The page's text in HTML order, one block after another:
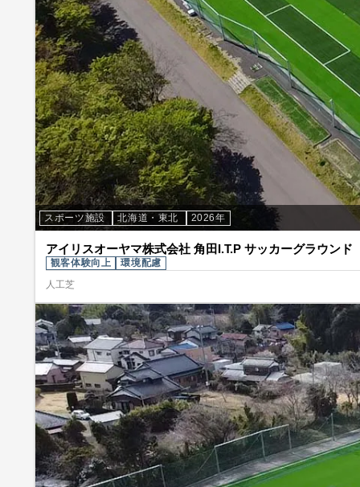
スポーツ施設 北海道・東北 2026年
アイリスオーヤマ株式会社 角田I.T.P サッカーグラウンド
観客体験向上
環境配慮
人工芝